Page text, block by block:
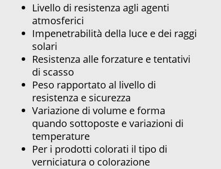
Livello di resistenza agli agenti
atmosferici
Impenetrabilità della luce e dei raggi
solari
Resistenza alle forzature e tentativi
di scasso
Peso rapportato al livello di
resistenza e sicurezza
Variazione di volume e forma
quando sottoposte e variazioni di
temperature
Per i prodotti colorati il tipo di
verniciatura o colorazione